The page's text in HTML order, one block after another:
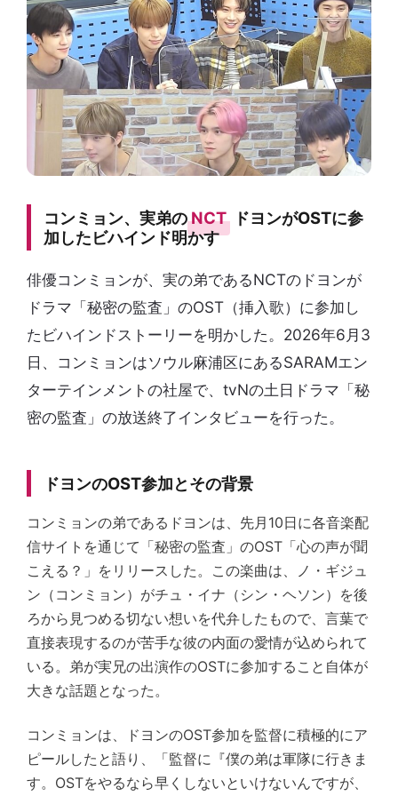
コンミョン、実弟のNCT
ドヨンがOSTに参
加したビハインド明かす
俳優コンミョンが、実の弟であるNCTのドヨンが
ドラマ「秘密の監査」のOST（挿入歌）に参加し
たビハインドストーリーを明かした。2026年6月3
日、コンミョンはソウル麻浦区にあるSARAMエン
ターテインメントの社屋で、tvNの土日ドラマ「秘
密の監査」の放送終了インタビューを行った。
ドヨンのOST参加とその背景
コンミョンの弟であるドヨンは、先月10日に各音楽配
信サイトを通じて「秘密の監査」のOST「心の声が聞
こえる？」をリリースした。この楽曲は、ノ・ギジュ
ン（コンミョン）がチュ・イナ（シン・ヘソン）を後
ろから見つめる切ない想いを代弁したもので、言葉で
直接表現するのが苦手な彼の内面の愛情が込められて
いる。弟が実兄の出演作のOSTに参加すること自体が
大きな話題となった。
コンミョンは、ドヨンのOST参加を監督に積極的にア
ピールしたと語り、「監督に『僕の弟は軍隊に行きま
す。OSTをやるなら早くしないといけないんですが、